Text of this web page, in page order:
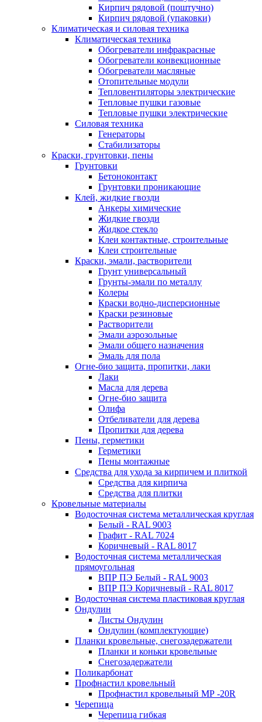
Кирпич рядовой (поштучно)
Кирпич рядовой (упаковки)
Климатическая и силовая техника
Климатическая техника
Обогреватели инфракрасные
Обогреватели конвекционные
Обогреватели масляные
Отопительные модули
Тепловентиляторы электрические
Тепловые пушки газовые
Тепловые пушки электрические
Силовая техника
Генераторы
Стабилизаторы
Краски, грунтовки, пены
Грунтовки
Бетоноконтакт
Грунтовки проникающие
Клей, жидкие гвозди
Анкеры химические
Жидкие гвозди
Жидкое стекло
Клеи контактные, строительные
Клеи строительные
Краски, эмали, растворители
Грунт универсальный
Грунты-эмали по металлу
Колеры
Краски водно-дисперсионные
Краски резиновые
Растворители
Эмали аэрозольные
Эмали общего назначения
Эмаль для пола
Огне-био защита, пропитки, лаки
Лаки
Масла для дерева
Огне-био защита
Олифа
Отбеливатели для дерева
Пропитки для дерева
Пены, герметики
Герметики
Пены монтажные
Средства для ухода за кирпичем и плиткой
Средства для кирпича
Средства для плитки
Кровельные материалы
Водосточная система металлическая круглая
Белый - RAL 9003
Графит - RAL 7024
Коричневый - RAL 8017
Водосточная система металлическая
прямоугольная
ВПР ПЭ Белый - RAL 9003
ВПР ПЭ Коричневый - RAL 8017
Водосточная система пластиковая круглая
Ондулин
Листы Ондулин
Ондулин (комплектующие)
Планки кровельные, снегозадержатели
Планки и коньки кровельные
Снегозадержатели
Поликарбонат
Профнастил кровельный
Профнастил кровельный МР -20R
Черепица
Черепица гибкая